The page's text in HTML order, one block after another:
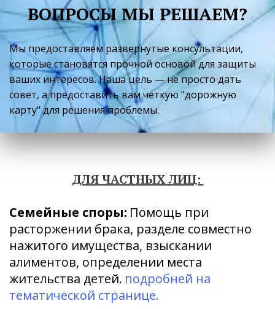
ВОПРОСЫ МЫ РЕШАЕМ?
Мы предоставляем развернутые консультации,
которые становятся прочной основой для защиты
ваших интересов. Наша цель — не просто дать
совет, а предоставить вам четкую "дорожную
карту" для решения проблемы.
ДЛЯ ЧАСТНЫХ ЛИЦ:
Семейные споры: Помощь при
расторжении брака, разделе совместно
нажитого имущества, взыскании
алиментов, определении места
жительства детей. подробней на
тематической странице.